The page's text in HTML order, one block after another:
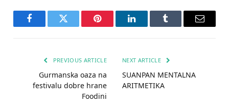
FacebookTwitter Pinterest LinkedInTumblr Email
PREVIOUS ARTICLE
Gurmanska oaza na
festivalu dobre hrane
Foodini
NEXT ARTICLE
SUANPAN MENTALNA
ARITMETIKA